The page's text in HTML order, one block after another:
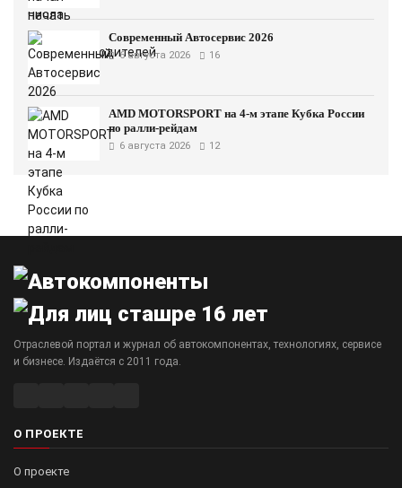
Современный Автосервис 2026
6 августа 2026 16
AMD MOTORSPORT на 4-м этапе Кубка России
по ралли-рейдам
6 августа 2026 12
Отраслевой портал и журнал об автокомпонентах, технологиях, сервисе
и бизнесе. Издаётся с 2011 года.
О ПРОЕКТЕ
О проекте